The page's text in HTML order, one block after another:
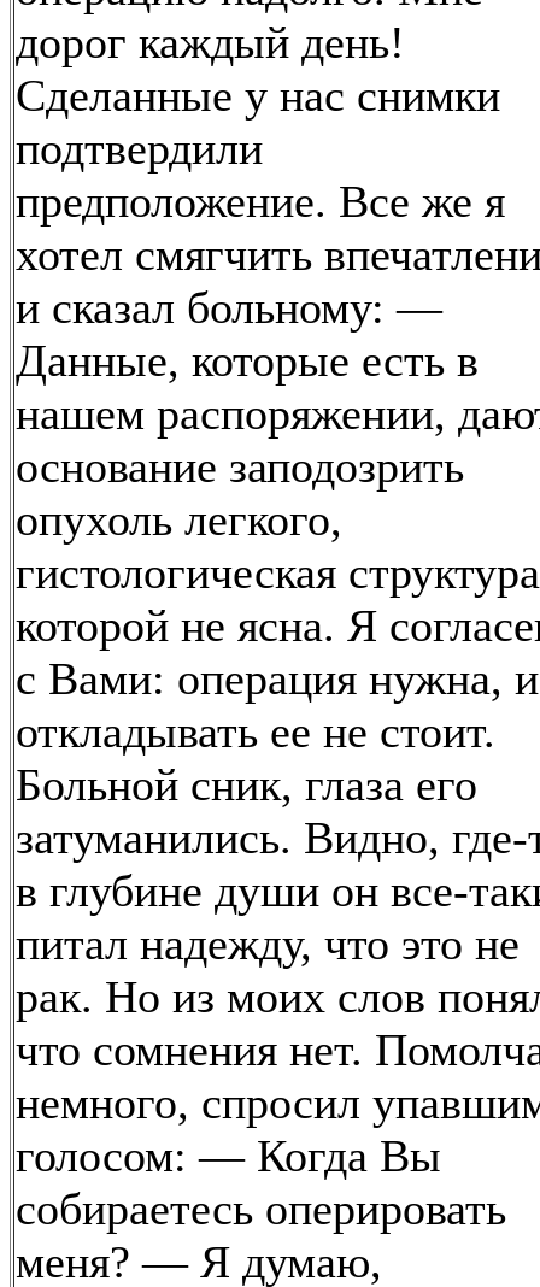
дорог каждый день!
Сделанные у нас снимки
подтвердили
предположение. Все же я
хотел смягчить
и сказал больному: —
Данные, которые есть в
нашем распоряжении,
основание заподозрить
опухоль легкого,
гистологическая структура
которой не ясна. Я
с Вами: операция нужна, и
откладывать ее не стоит.
Больной сник, глаза его
затуманились. Видно, где-
в глубине души он все-
питал надежду, что это не
рак. Но из моих слов
что сомнения нет.
немного, спросил
голосом: — Когда Вы
собираетесь оперировать
меня? — Я думаю,